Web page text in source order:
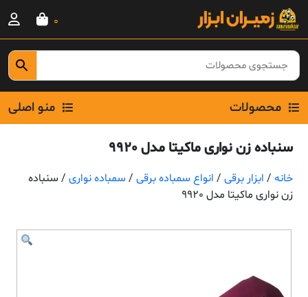
Skip
content
0
محصولات منو اصلی
سنباده زن نواری ماکیتا مدل 9920
خانه / ابزار برقی / انواع سمباده برقی / سمباده نواری / سنباده
زن نواری ماکیتا مدل 9920